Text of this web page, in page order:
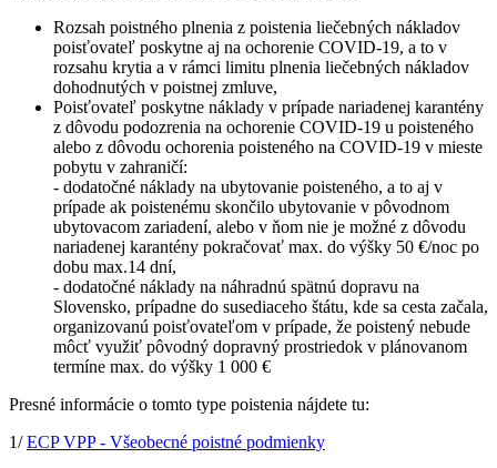
Rozsah poistného plnenia z poistenia liečebných nákladov
poisťovateľ poskytne aj na ochorenie COVID-19, a to v
rozsahu krytia a v rámci limitu plnenia liečebných nákladov
dohodnutých v poistnej zmluve,
Poisťovateľ poskytne náklady v prípade nariadenej karantény
z dôvodu podozrenia na ochorenie COVID-19 u poisteného
alebo z dôvodu ochorenia poisteného na COVID-19 v mieste
pobytu v zahraničí:
- dodatočné náklady na ubytovanie poisteného, a to aj v
prípade ak poistenému skončilo ubytovanie v pôvodnom
ubytovacom zariadení, alebo v ňom nie je možné z dôvodu
nariadenej karantény pokračovať max. do výšky 50 €/noc po
dobu max.14 dní,
- dodatočné náklady na náhradnú spätnú dopravu na
Slovensko, prípadne do susediaceho štátu, kde sa cesta začala,
organizovanú poisťovateľom v prípade, že poistený nebude
môcť využiť pôvodný dopravný prostriedok v plánovanom
termíne max. do výšky 1 000 €
Presné informácie o tomto type poistenia nájdete tu:
1/ECP VPP - Všeobecné poistné podmienky